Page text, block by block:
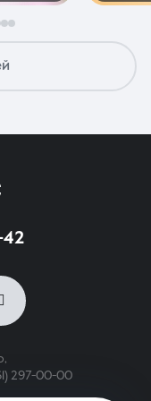
42
297-00-00